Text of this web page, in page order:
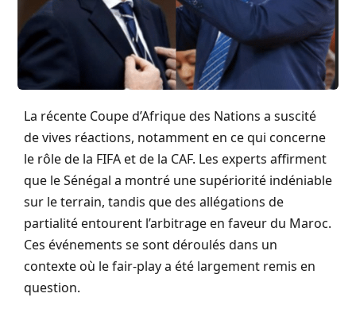
La récente Coupe d’Afrique des Nations a suscité
de vives réactions, notamment en ce qui concerne
le rôle de la FIFA et de la CAF. Les experts affirment
que le Sénégal a montré une supériorité indéniable
sur le terrain, tandis que des allégations de
partialité entourent l’arbitrage en faveur du Maroc.
Ces événements se sont déroulés dans un
contexte où le fair-play a été largement remis en
question.